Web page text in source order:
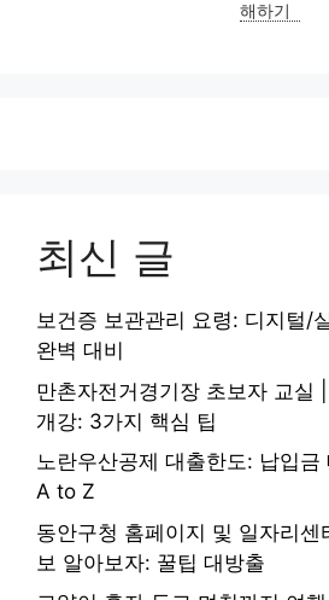
해하기
최신 글
보건증 보관관리 요령: 디지털/
완벽 대비
만촌자전거경기장 초보자 교실
개강: 3가지 핵심 팁
노란우산공제 대출한도: 납입금
A to Z
동안구청 홈페이지 및 일자리센
보 알아보자: 꿀팁 대방출